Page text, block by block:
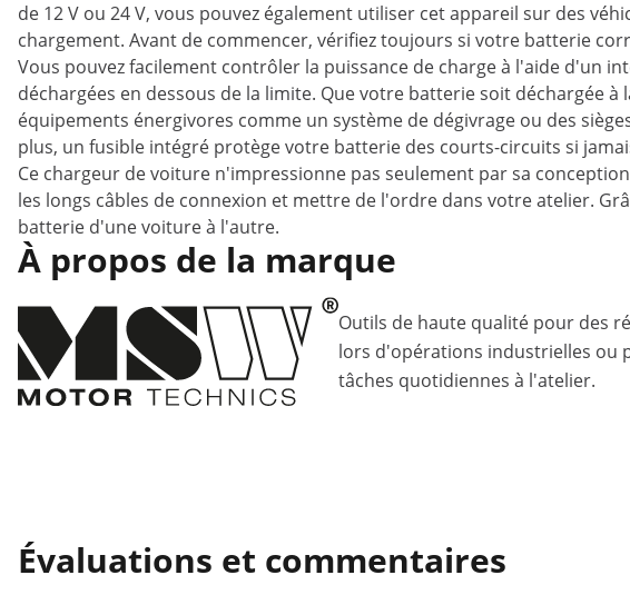
de 12 V ou 24 V, vous pouvez également utiliser cet appareil sur des
chargement. Avant de commencer, vérifiez toujours si votre batterie
Vous pouvez facilement contrôler la puissance de charge à l'aide d'un
déchargées en dessous de la limite. Que votre batterie soit déchargée
équipements énergivores comme un système de dégivrage ou des
plus, un fusible intégré protège votre batterie des courts-circuits si
Ce chargeur de voiture n'impressionne pas seulement par sa
les longs câbles de connexion et mettre de l'ordre dans votre atelier.
batterie d'une voiture à l'autre.
À propos de la marque
Outils de haute qualité pour des
lors d'opérations industrielles ou
tâches quotidiennes à l'atelier.
Évaluations et commentaires